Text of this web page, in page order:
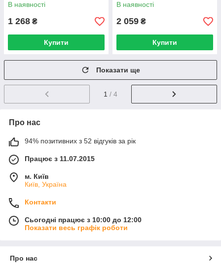
В наявності
1 268 ₴
Купити
В наявності
2 059 ₴
Купити
Показати ще
1 / 4
Про нас
94% позитивних з 52 відгуків за рік
Працює з 11.07.2015
м. Київ
Київ, Україна
Контакти
Сьогодні працює з 10:00 до 12:00
Показати весь графік роботи
Про нас